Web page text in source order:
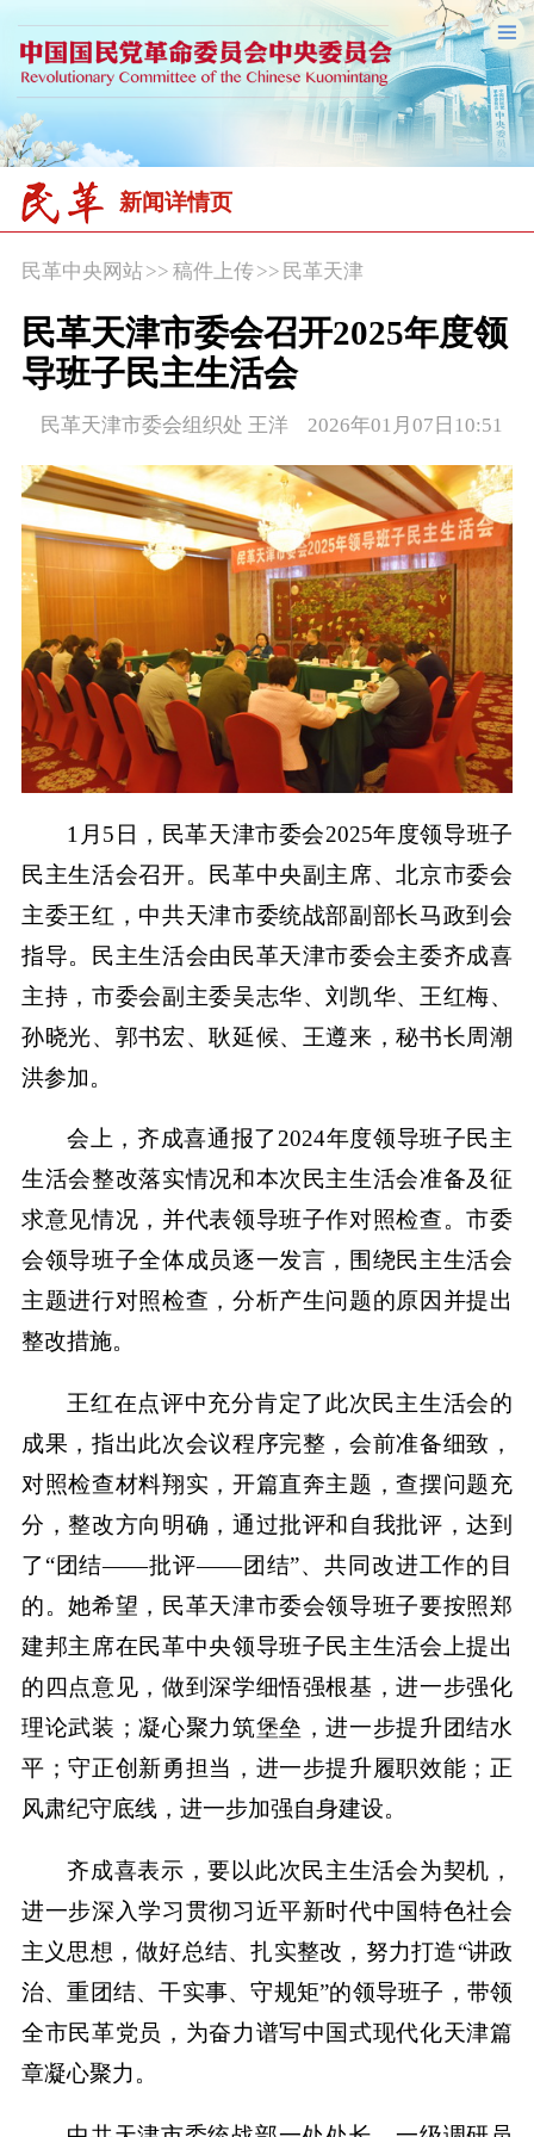
新闻详情页
民革中央网站>> 稿件上传 >> 民革天津
民革天津市委会召开2025年度领
导班子民主生活会
民革天津市委会组织处 王洋 2026年01月07日10:51
1月5日，民革天津市委会2025年度领导班子
民主生活会召开。民革中央副主席、北京市委会
主委王红，中共天津市委统战部副部长马政到会
指导。民主生活会由民革天津市委会主委齐成喜
主持，市委会副主委吴志华、刘凯华、王红梅、
孙晓光、郭书宏、耿延候、王遵来，秘书长周潮
洪参加。
会上，齐成喜通报了2024年度领导班子民主
生活会整改落实情况和本次民主生活会准备及征
求意见情况，并代表领导班子作对照检查。市委
会领导班子全体成员逐一发言，围绕民主生活会
主题进行对照检查，分析产生问题的原因并提出
整改措施。
王红在点评中充分肯定了此次民主生活会的
成果，指出此次会议程序完整，会前准备细致，
对照检查材料翔实，开篇直奔主题，查摆问题充
分，整改方向明确，通过批评和自我批评，达到
了“团结——批评——团结”、共同改进工作的目
的。她希望，民革天津市委会领导班子要按照郑
建邦主席在民革中央领导班子民主生活会上提出
的四点意见，做到深学细悟强根基，进一步强化
理论武装；凝心聚力筑堡垒，进一步提升团结水
平；守正创新勇担当，进一步提升履职效能；正
风肃纪守底线，进一步加强自身建设。
齐成喜表示，要以此次民主生活会为契机，
进一步深入学习贯彻习近平新时代中国特色社会
主义思想，做好总结、扎实整改，努力打造“讲政
治、重团结、干实事、守规矩”的领导班子，带领
全市民革党员，为奋力谱写中国式现代化天津篇
章凝心聚力。